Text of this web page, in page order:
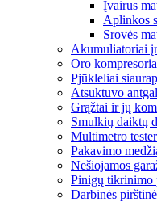
Įvairūs
Aplinkos
Srovės
Akumuliatoriai
Oro
Pjūkleliai
Atsuktuvo
Grąžtai ir jų
Smulkių daiktų
Multimetro
Pakavimo
Nešiojamos
Pinigų tikrinimo
Darbinės